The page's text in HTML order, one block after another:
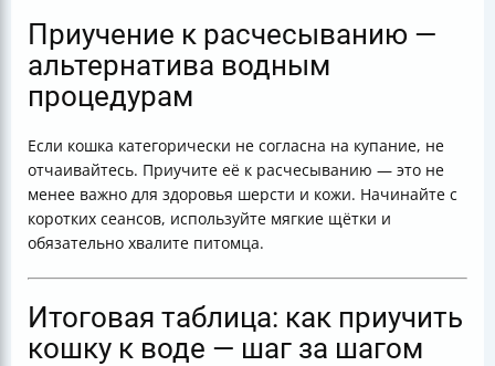
Приучение к расчесыванию —
альтернатива водным
процедурам
Если кошка категорически не согласна на купание, не
отчаивайтесь. Приучите её к расчесыванию — это не
менее важно для здоровья шерсти и кожи. Начинайте с
коротких сеансов, используйте мягкие щётки и
обязательно хвалите питомца.
Итоговая таблица: как приучить
кошку к воде — шаг за шагом